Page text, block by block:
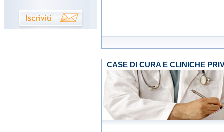
CASE DI CURA E CLINICHE